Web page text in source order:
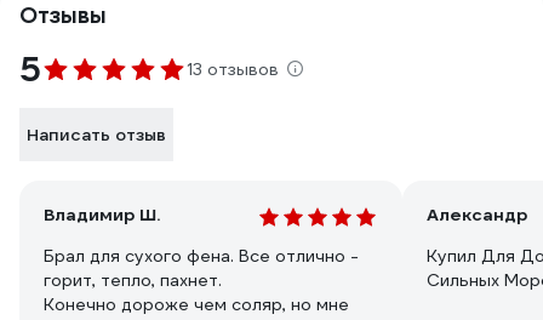
Отзывы
5 13 отзывов
Написать отзыв
Владимир Ш.
Брал для сухого фена. Все отлично -
горит, тепло, пахнет.
Конечно дороже чем соляр, но мне
Александр
Купил Для
Сильных